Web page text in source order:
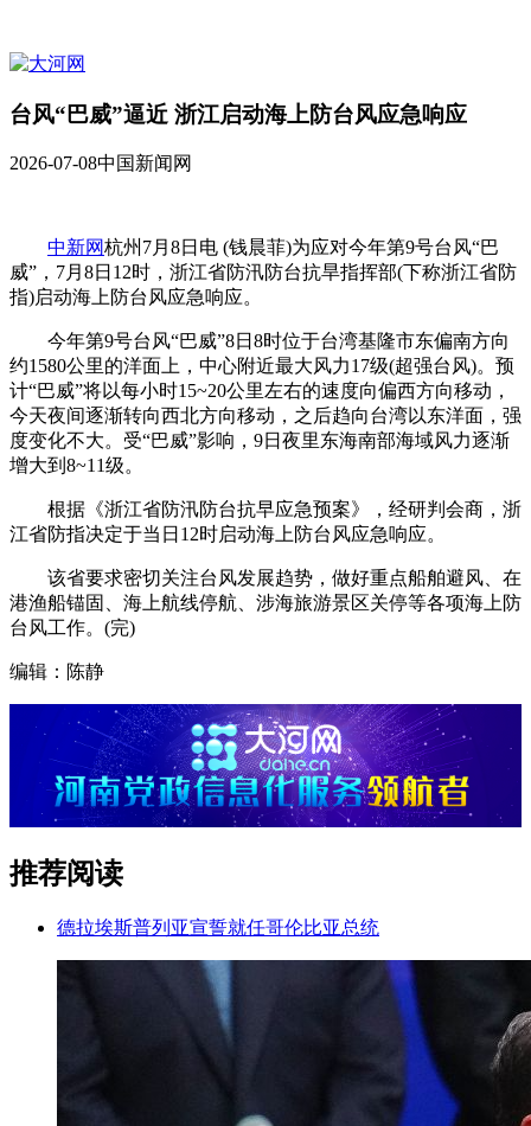
台风“巴威”逼近 浙江启动海上防台风应急响应
2026-07-08中国新闻网
中新网杭州7月8日电 (钱晨菲)为应对今年第9号台风“巴
威”，7月8日12时，浙江省防汛防台抗旱指挥部(下称浙江省防
指)启动海上防台风应急响应。
今年第9号台风“巴威”8日8时位于台湾基隆市东偏南方向
约1580公里的洋面上，中心附近最大风力17级(超强台风)。预
计“巴威”将以每小时15~20公里左右的速度向偏西方向移动，
今天夜间逐渐转向西北方向移动，之后趋向台湾以东洋面，强
度变化不大。受“巴威”影响，9日夜里东海南部海域风力逐渐
增大到8~11级。
根据《浙江省防汛防台抗早应急预案》，经研判会商，浙
江省防指决定于当日12时启动海上防台风应急响应。
该省要求密切关注台风发展趋势，做好重点船舶避风、在
港渔船锚固、海上航线停航、涉海旅游景区关停等各项海上防
台风工作。(完)
编辑：陈静
推荐阅读
德拉埃斯普列亚宣誓就任哥伦比亚总统